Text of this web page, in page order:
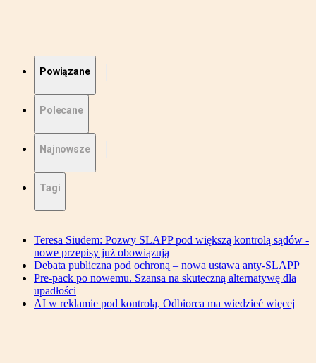
Powiązane
Polecane
Najnowsze
Tagi
Teresa Siudem: Pozwy SLAPP pod większą kontrolą sądów -
nowe przepisy już obowiązują
Debata publiczna pod ochroną – nowa ustawa anty-SLAPP
Pre-pack po nowemu. Szansa na skuteczną alternatywę dla
upadłości
AI w reklamie pod kontrolą. Odbiorca ma wiedzieć więcej